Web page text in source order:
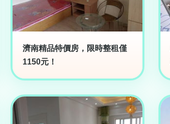
濟南精品特價房，限時整租僅
1150元！